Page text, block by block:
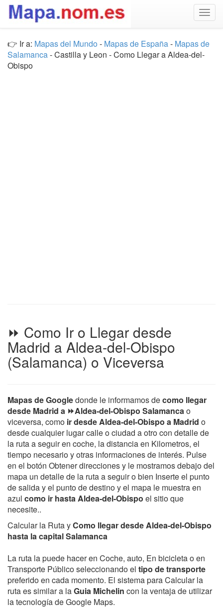
👉 Ir a: Mapas del Mundo - Mapas de España- Mapas de
Salamanca- Castilla y Leon - Como Llegar a Aldea-del-
Obispo
⏩ Como Ir o Llegar desde
Madrid a Aldea-del-Obispo
(Salamanca) o Viceversa
Mapas de Googledonde le informamos decomo llegar
desde Madrid a ⏩Aldea-del-Obispo Salamancao
viceversa, como ir desde Aldea-del-Obispo a Madrid o
desde cualquier lugar calle o ciudad a otro con detalle de
la ruta a seguir en coche, la distancia en Kilometros, el
tiempo necesario y otras informaciones de interés. Pulse
en el botón Obtener direcciones y le mostramos debajo del
mapa un detalle de la ruta a seguir o bien Inserte el punto
de salida y el punto de destino y el mapa le muestra en
azul como ir hasta Aldea-del-Obispo el sitio que
necesite..
Calcular la Ruta yComo llegar desde Aldea-del-Obispo
hasta la capital Salamanca
La ruta la puede hacer en Coche, auto, En bicicleta o en
Transporte Público seleccionando el tipo de transporte
preferido en cada momento. El sistema para Calcular la
ruta es similar a laGuia Michelin con la ventaja de utilizar
la tecnología de Google Maps.